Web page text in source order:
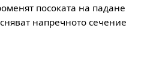
посоката на падане
напречното сечение